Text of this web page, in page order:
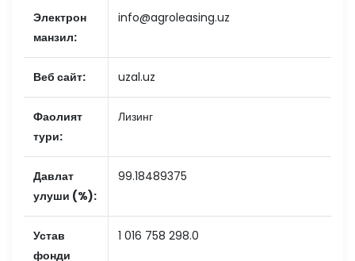
Электрон
манзил:
info@agroleasing.uz
Веб сайт: uzal.uz
Фаолият
тури:
Лизинг
Давлат
улуши (%):
99.18489375
Устав
фонди
1 016 758 298.0